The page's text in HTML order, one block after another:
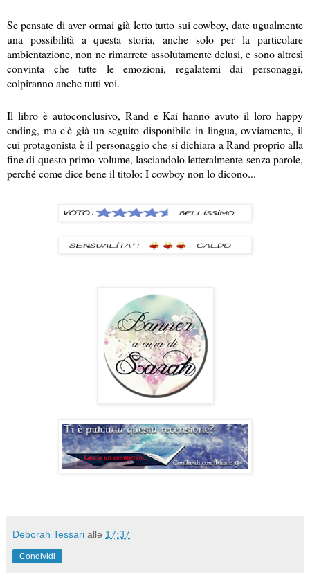
Se pensate di aver ormai già letto tutto sui cowboy, date ugualmente
una possibilità a questa storia, anche solo per la particolare
ambientazione, non ne rimarrete assolutamente delusi, e sono altresì
convinta che tutte le emozioni, regalatemi dai personaggi,
colpiranno anche tutti voi.
Il libro è autoconclusivo, Rand e Kai hanno avuto il loro happy
ending, ma c'è già un seguito disponibile in lingua, ovviamente, il
cui protagonista è il personaggio che si dichiara a Rand proprio alla
fine di questo primo volume, lasciandolo letteralmente senza parole,
perché come dice bene il titolo: I cowboy non lo dicono...
Deborah Tessari alle 17:37
Condividi